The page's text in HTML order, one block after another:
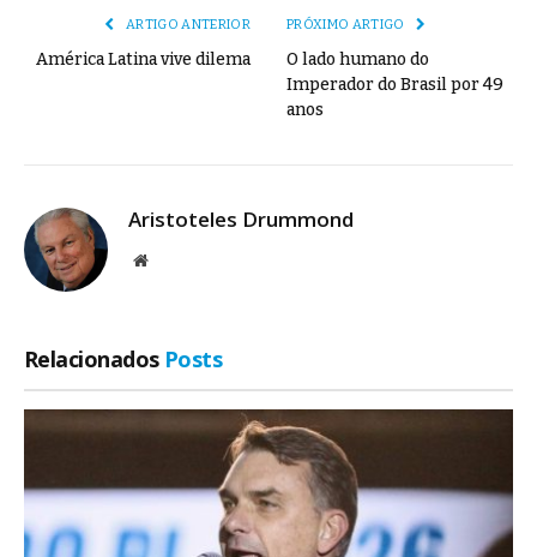
ARTIGO ANTERIOR
América Latina vive dilema
PRÓXIMO ARTIGO
O lado humano do
Imperador do Brasil por 49
anos
Aristoteles Drummond
Site
Relacionados Posts